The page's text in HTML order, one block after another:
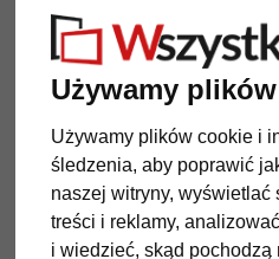
Używamy
Używamy plików cookie i
śledzenia, aby poprawić
naszej witryny, wyświetlać
treści i reklamy,
i wiedzieć, skąd pochodzą
na wymiar "Maida Vale"
Rama
"Maida Vale"